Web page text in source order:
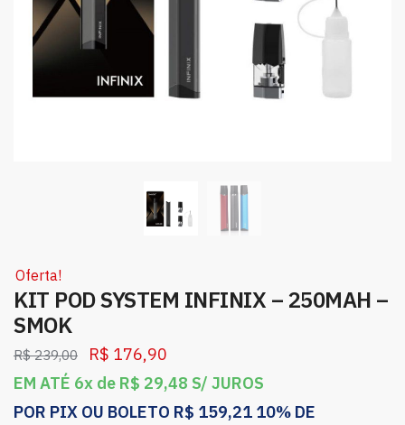
Oferta!
KIT POD SYSTEM INFINIX – 250MAH –
SMOK
R$239,00 R$ 176,90
EM ATÉ 6x de R$ 29,48 S/ JUROS
POR PIX OU BOLETO R$ 159,21 10% DE